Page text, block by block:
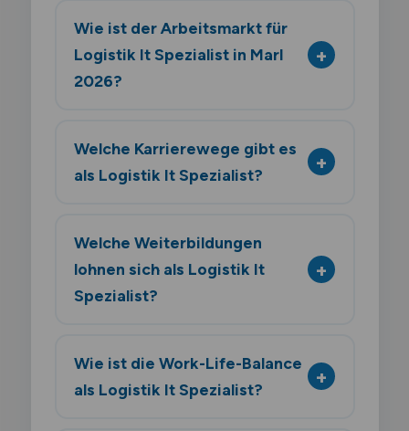
Wie ist der Arbeitsmarkt für
Logistik It Spezialist in Marl
2026?
Welche Karrierewege gibt es
als Logistik It Spezialist?
Welche Weiterbildungen
lohnen sich als Logistik It
Spezialist?
Wie ist die Work-Life-Balance
als Logistik It Spezialist?